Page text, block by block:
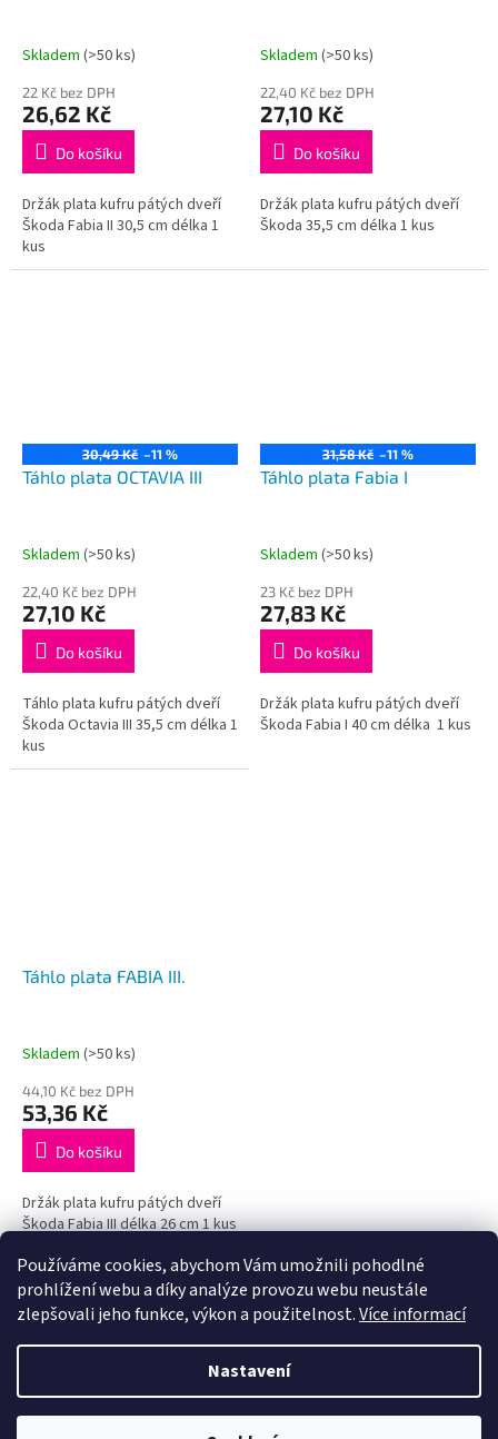
Používáme cookies, abychom Vám umožnili pohodlné
prohlížení webu a díky analýze provozu webu neustále
zlepšovali jeho funkce, výkon a použitelnost.Více informací
Nastavení
Skladem (>50 ks)
22 Kč bez DPH
26,62 Kč
Do košíku
Držák plata kufru pátých dveří
Škoda Fabia II 30,5 cm délka 1
kus
Skladem (>50 ks)
22,40 Kč bez DPH
27,10 Kč
Do košíku
Držák plata kufru pátých dveří
Škoda 35,5 cm délka 1 kus
30,49 Kč –11 %
Táhlo plata OCTAVIA III
Skladem (>50 ks)
22,40 Kč bez DPH
27,10 Kč
Do košíku
Táhlo plata kufru pátých dveří
Škoda Octavia III 35,5 cm délka 1
kus
31,58 Kč –11 %
Táhlo plata Fabia I
Skladem (>50 ks)
23 Kč bez DPH
27,83 Kč
Do košíku
Držák plata kufru pátých dveří
Škoda Fabia I 40 cm délka 1 kus
Táhlo plata FABIA III.
Skladem (>50 ks)
44,10 Kč bez DPH
53,36 Kč
Do košíku
Držák plata kufru pátých dveří
Škoda Fabia III délka 26 cm 1 kus
O
v
á
d
a
c
7položek celkem
Vytvořil Shoptet